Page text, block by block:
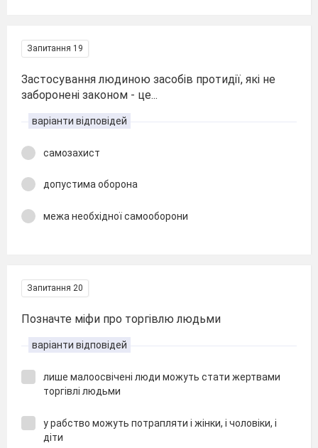
Запитання 19
Застосування людиною засобів протидії, які не
заборонені законом - це...
варіанти відповідей
самозахист
допустима оборона
межа необхідної самооборони
Запитання 20
Позначте міфи про торгівлю людьми
варіанти відповідей
лише малоосвічені люди можуть стати жертвами
торгівлі людьми
у рабство можуть потрапляти і жінки, і чоловіки, і
діти